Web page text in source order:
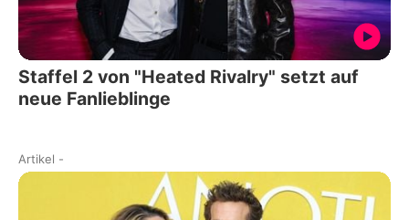
Staffel 2 von "Heated Rivalry" setzt auf
neue Fanlieblinge
Artikel -